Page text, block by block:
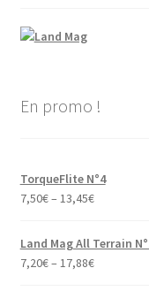
En promo !
TorqueFlite N°4
7,50€– 13,45€
Land Mag All Terrain
7,20€– 17,88€